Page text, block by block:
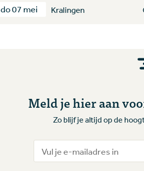
do 07 mei Kralingen
Meld je hier aan
Zo blijf je altijd op de